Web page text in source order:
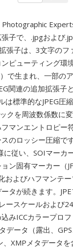
Photographic
子で、.jpgおよび
張子は、3文字のフ
ピューティング環
で生まれ、一部の
関連の追加拡張子
は標準的なJPEG圧
クを周波数係数に
マンエントロピー
のロッシー圧縮で
に従い、SOIマーカ
ン固有マーカー（
およびハフマンテ
タが続きます。
ースケールおよび
みICCカラープロ
データ（露出、GPS
、XMPメタデータを